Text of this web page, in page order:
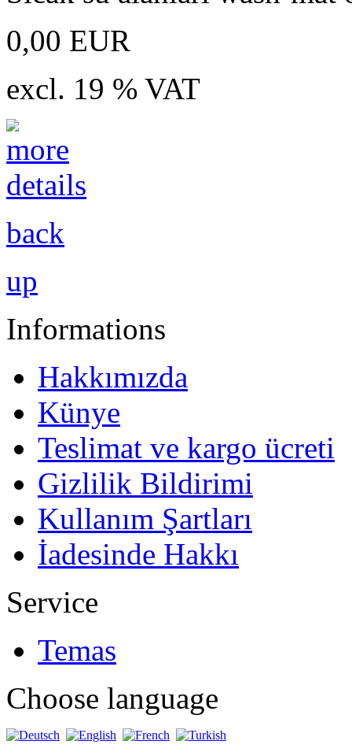
0,00 EUR
excl. 19 % VAT
back
up
Informations
Hakkımızda
Künye
Teslimat ve kargo ücreti
Gizlilik Bildirimi
Kullanım Şartları
İadesinde Hakkı
Service
Temas
Choose language